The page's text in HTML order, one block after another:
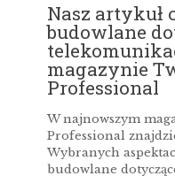
Nasz artykuł
budowlane
magazynie
Professional
W najnowszym
Professional
Wybranych
budowlane